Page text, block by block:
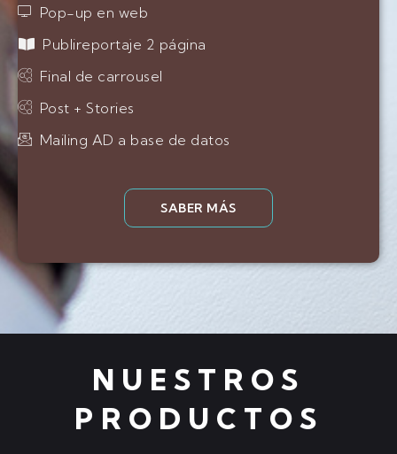
Pop-up en web
Publireportaje 2 página
Final de carrousel
Post + Stories
Mailing AD a base de datos
SABER MÁS
NUESTROS
PRODUCTOS